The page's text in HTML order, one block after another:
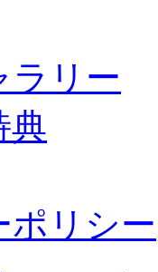
ラリー
典
ポリシー